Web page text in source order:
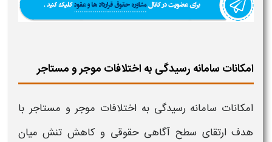
امکانات سامانه رسیدگی به اختلافات موجر و مستاجر
امکانات سامانه رسیدگی به اختلافات موجر و مستاجر با
هدف ارتقای سطح آگاهی حقوقی و کاهش تنش میان